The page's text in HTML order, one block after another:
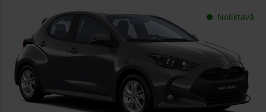
Noliktavā